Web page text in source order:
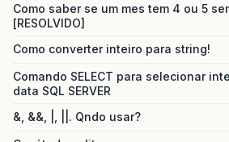
Como saber se um mes tem 4 ou 5
[RESOLVIDO]
Como converter inteiro para string!
Comando SELECT para selecionar
data SQL SERVER
&, &&, |, ||. Qndo usar?